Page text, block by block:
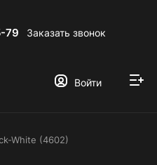
79 Заказать звонок
Войти
White (4602)